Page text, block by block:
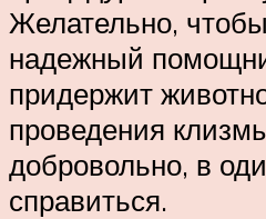
Желательно,
надежный
придержит
проведения
добровольно, в
справиться.